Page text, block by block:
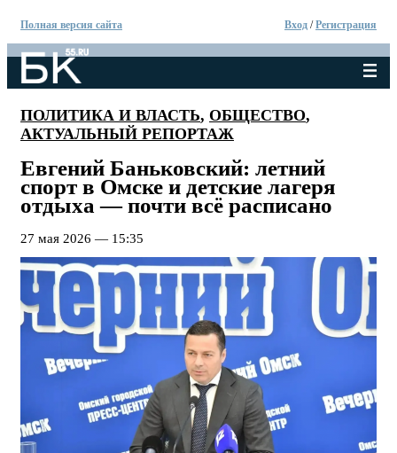
Полная версия сайта Вход /Регистрация
ПОЛИТИКА И ВЛАСТЬ, ОБЩЕСТВО,
АКТУАЛЬНЫЙ РЕПОРТАЖ
Евгений Баньковский: летний
спорт в Омске и детские лагеря
отдыха — почти всё расписано
27 мая 2026 — 15:35